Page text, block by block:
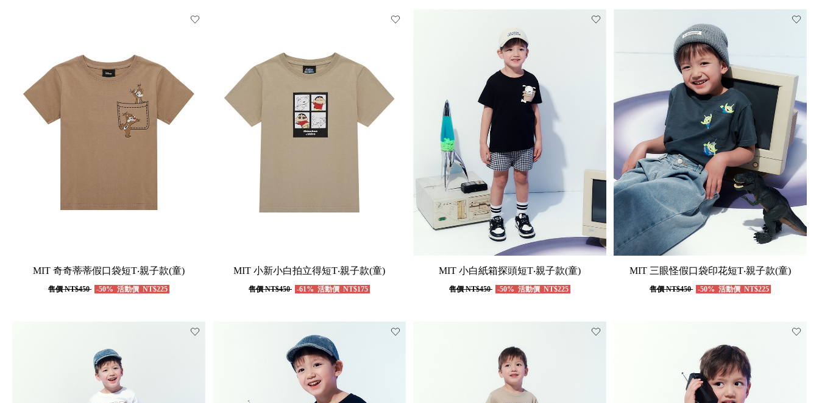
MIT 奇奇蒂蒂假口袋短T‧親子款(童)
售價NT$450 -50% 活動價 NT$225
MIT 小新小白拍立得短T‧親子款(童)
售價NT$450 -61% 活動價 NT$175
MIT 小白紙箱探頭短T‧親子款(童)
售價NT$450 -50% 活動價 NT$225
MIT 三眼怪假口袋印花短T‧親子款(童)
售價NT$450 -50% 活動價 NT$225